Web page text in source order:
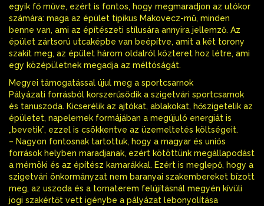
egyik fő műve, ezért is fontos, hogy megmaradjon az utókor
számára: maga az épület tipikus Makovecz-mű, minden
benne van, ami az építészeti stílusára annyira jellemző. Az
épület zártsorú utcaképbe van beépítve, amit a két torony
szakít meg, az épület három oldalról közteret hoz létre, ami
egy középületnek megadja az méltóságát.
Megyei támogatással újul meg a sportcsarnok
Pályázati forrásból korszerűsödik a szigetvári sportcsarnok
és tanuszoda. Kicserélik az ajtókat, ablakokat, hőszigetelik az
épületet, napelemek formájában a megújuló energiát is
„bevetik”, ezzel is csökkentve az üzemeltetés költségeit.
– Nagyon fontosnak tartottuk, hogy a magyar és uniós
források helyben maradjanak, ezért kötöttünk megállapodást
a mérnöki és az építész kamarákkal. Ezért is meglepő, hogy a
szigetvári önkormányzat nem baranyai szakembereket bízott
meg, az uszoda és a tornaterem felújításnál megyén kívüli
jogi szakértőt vett igénybe a pályázat lebonyolítása